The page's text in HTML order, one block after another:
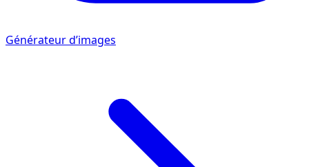
Générateur d’images